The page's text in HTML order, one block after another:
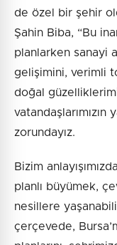
de özel bir şehir
Şahin Biba, “Bu
planlarken sanayi
gelişimini, verimli
doğal
zorundayız.
Bizim
planlı büyümek,
nesillere
çerçevede,